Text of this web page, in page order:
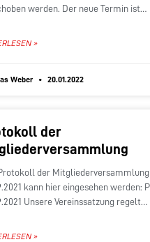
werden. Der neue Termin ist
»
Weber 20.01.2022
der
der
kann hier eingesehen werden:
Unsere Vereinssatzung regelt
»